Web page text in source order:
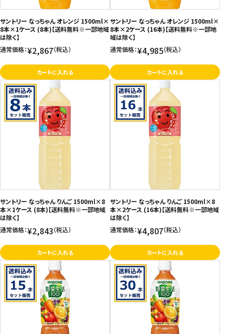
サントリー なっちゃん オレンジ 1500ml×
8本×1ケース (8本)【送料無料※一部地域
は除く】
通常価格：¥2,867（税込）
カートに入れる
サントリー なっちゃん オレンジ 1500ml×
8本×2ケース (16本)【送料無料※一部地
域は除く】
通常価格：¥4,985（税込）
カートに入れる
サントリー なっちゃん りんご 1500ml×8
本×1ケース (8本)【送料無料※一部地域
は除く】
通常価格：¥2,843（税込）
カートに入れる
サントリー なっちゃん りんご 1500ml×8
本×2ケース (16本)【送料無料※一部地域
は除く】
通常価格：¥4,807（税込）
カートに入れる